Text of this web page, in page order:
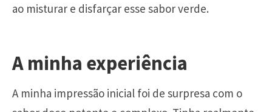
ao misturar e disfarçar esse sabor verde.
A minha experiência
A minha impressão inicial foi de surpresa com o